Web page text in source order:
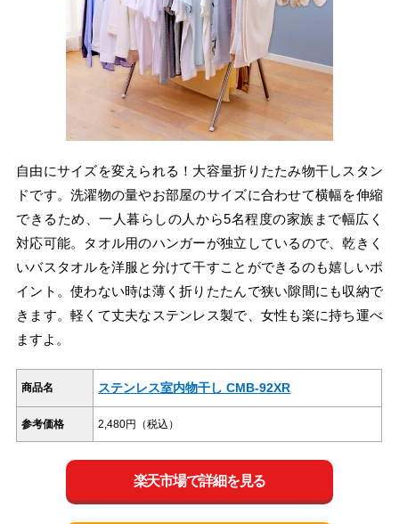
自由にサイズを変えられる！大容量折りたたみ物干しスタン
ドです。洗濯物の量やお部屋のサイズに合わせて横幅を伸縮
できるため、一人暮らしの人から5名程度の家族まで幅広く
対応可能。タオル用のハンガーが独立しているので、乾きく
いバスタオルを洋服と分けて干すことができるのも嬉しいポ
イント。使わない時は薄く折りたたんで狭い隙間にも収納で
きます。軽くて丈夫なステンレス製で、女性も楽に持ち運べ
ますよ。
商品名 ステンレス室内物干し CMB-92XR
参考価格 2,480円（税込）
楽天市場で詳細を見る